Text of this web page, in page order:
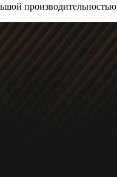
производительностью